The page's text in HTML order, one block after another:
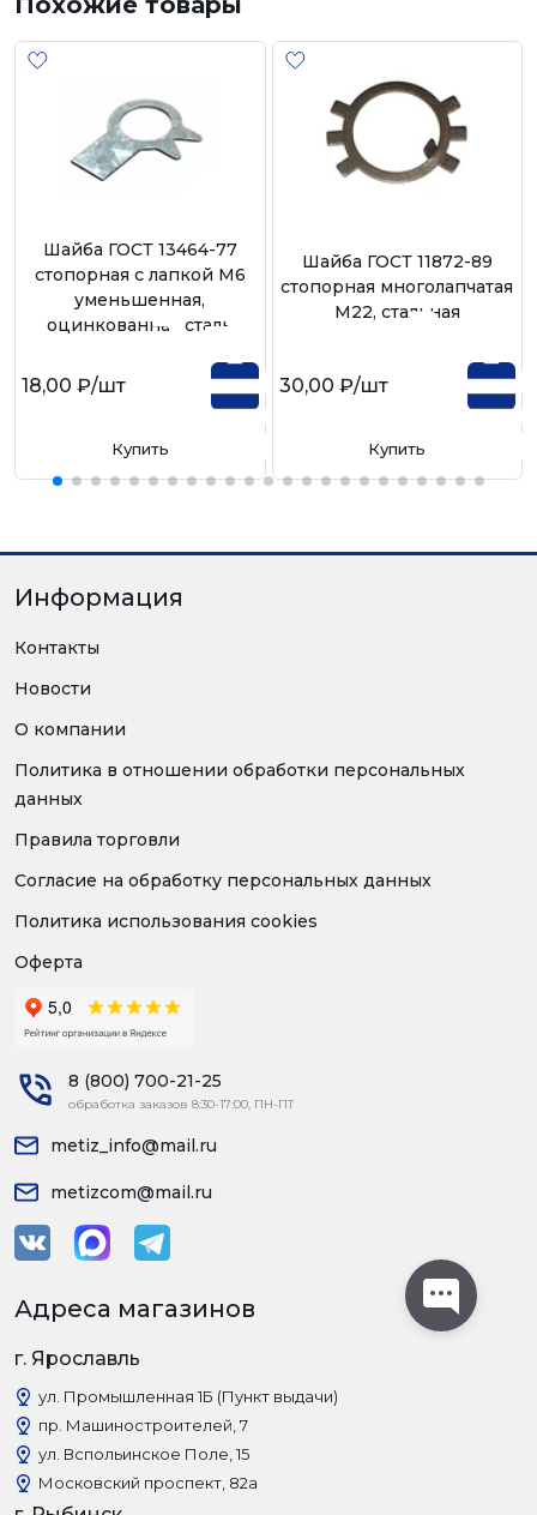
Шайба ГОСТ 13464-77
стопорная с лапкой М6
уменьшенная,
оцинкованная сталь
18,00 ₽/шт
Купить
Шайба ГОСТ 11872-89
стопорная многолапчатая
М22, стальная
30,00 ₽/шт
Купить
Информация
Контакты
Новости
О компании
Политика в отношении обработки персональных
данных
Правила торговли
Согласие на обработку персональных данных
Политика использования cookies
Оферта
8 (800) 700-21-25
обработка заказов 8:30-17:00, ПН-ПТ
metiz_info@mail.ru
metizcom@mail.ru
Адреса магазинов
г. Ярославль
ул. Промышленная 1Б (Пункт выдачи)
пр. Машиностроителей, 7
ул. Вспольинское Поле, 15
Московский проспект, 82а